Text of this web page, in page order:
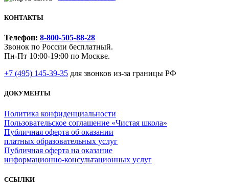
КОНТАКТЫ
Телефон: 8-800-505-88-28
Звонок по России бесплатный.
Пн-Пт 10:00-19:00 по Москве.
+7 (495) 145-39-35 для звонков из-за границы РФ
ДОКУМЕНТЫ
Политика конфиденциальности
Пользовательское соглашение «Чистая школа»
Публичная оферта об оказании
платных образовательных услуг
Публичная оферта на оказание
информационно‑консультационных услуг
ССЫЛКИ